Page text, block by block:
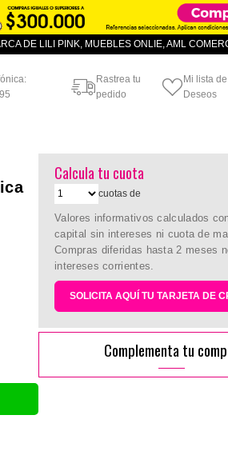
DE LILI PINK, MUEBLES ONLIE, AML
Rastrea tu
pedido
Mi lista de
Deseos
Calcula tu cuota
cuotas de
Valores informativos calculados
capital sin intereses ni cuota de
Compras diferidas hasta 2 meses
intereses corrientes.
SOLICITA AQUÍ TU TARJETA DE
Complementa tu